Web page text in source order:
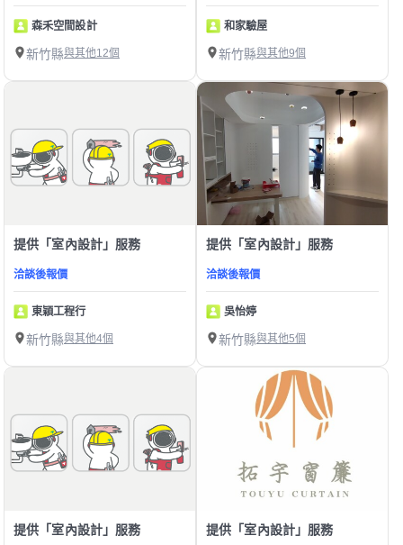
森禾空間設計
新竹縣與其他12個
和家驗屋
新竹縣與其他9個
提供「室內設計」服務
洽談後報價
東穎工程行
新竹縣與其他4個
提供「室內設計」服務
洽談後報價
吳怡婷
新竹縣與其他5個
提供「室內設計」服務 提供「室內設計」服務